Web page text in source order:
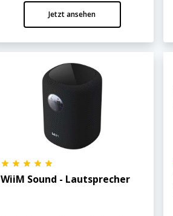
Jetzt ansehen
WiiM Sound - Lautsprecher